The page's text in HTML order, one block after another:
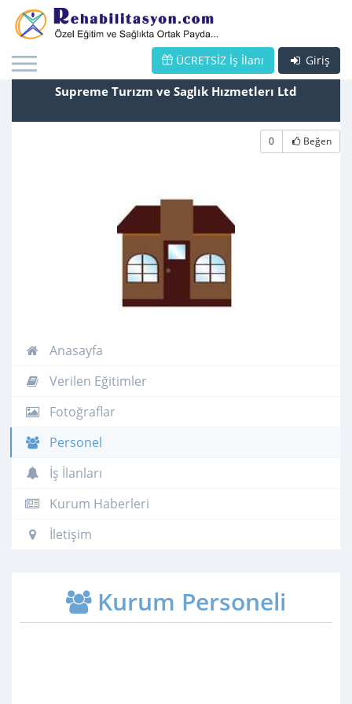
Giriş
ÜCRETSİZ İş İlanı
Supreme Turızm ve Saglık Hızmetlerı Ltd
0 Beğen
Anasayfa
Verilen Eğitimler
Fotoğraflar
Personel
İş İlanları
Kurum Haberleri
İletişim
Kurum Personeli